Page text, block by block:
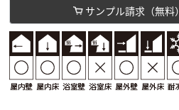
サンプル請求（無料）